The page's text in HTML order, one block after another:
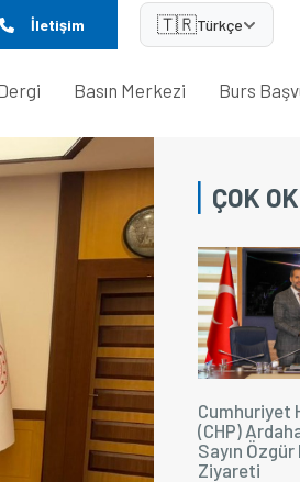
İletişim 🇹🇷Türkçe
Basın Merkezi Burs
ÇOK
Cumhuriyet
(CHP)
Sayın
Ziyareti